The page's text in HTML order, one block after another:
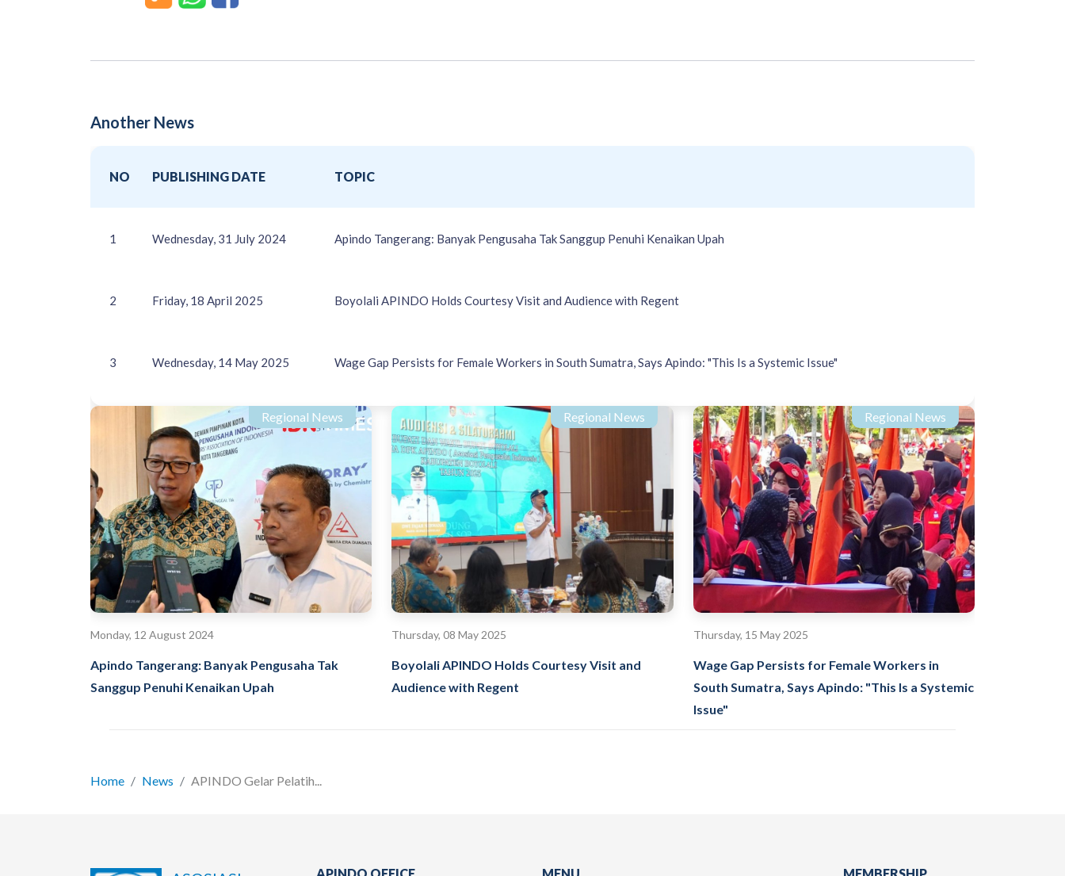
Another News
NO PUBLISHING DATE TOPIC
1 Wednesday, 31 July 2024 Apindo Tangerang: Banyak Pengusaha Tak Sanggup Penuhi Kenaikan Upah
2 Friday, 18 April 2025 Boyolali APINDO Holds Courtesy Visit and Audience with Regent
3 Wednesday, 14 May 2025 Wage Gap Persists for Female Workers in South Sumatra, Says Apindo: "This Is a Systemic Issue"
Regional News
Monday, 12 August 2024
Apindo Tangerang: Banyak Pengusaha Tak
Sanggup Penuhi Kenaikan Upah
Regional News
Thursday, 08 May 2025
Boyolali APINDO Holds Courtesy Visit and
Audience with Regent
Regional News
Thursday, 15 May 2025
Wage Gap Persists for Female Workers in
South Sumatra, Says Apindo: "This Is a Systemic
Issue"
Home News APINDO Gelar Pelatih...